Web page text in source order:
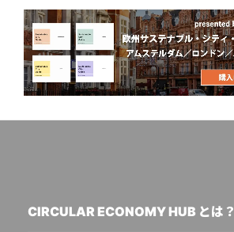
CIRCULAR ECONOMY HUB とは？